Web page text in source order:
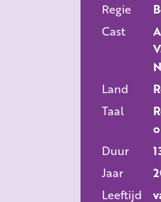
Regie
Cast
Land
Taal
Duur
Jaar
Leeftijd